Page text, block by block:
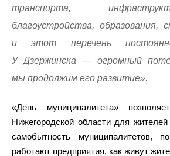
транспорта,
благоустройства, образования,
и этот перечень
У Дзержинска — огромный
мы продолжим его развитие».
«День муниципалитета»
Нижегородской области для жителей
самобытность муниципалитетов,
работают предприятия, как живут